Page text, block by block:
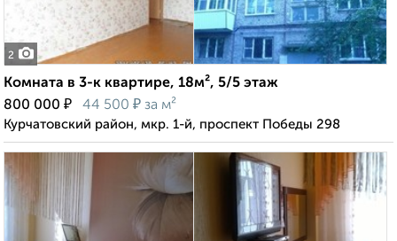
2
Комната в 3-к квартире, 18м², 5/5 этаж
800 000 ₽ 44 500 ₽ за м²
Курчатовский район, мкр. 1-й, проспект Победы 298